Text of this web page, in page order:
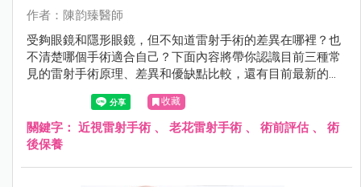
作者：陳韵臻醫師
受夠眼鏡和隱形眼鏡，但不知道雷射手術的差異在哪裡？也
不清楚哪個手術適合自己？下面內容將帶你認識目前三種常
見的雷射手術原理、差異和優缺點比較，還有目前最新的
SMILE Pro 和 LBV 老花雷射。
收藏
關鍵字： 近視雷射手術 、 老花雷射手術 、 術前評估 、 術
後保養